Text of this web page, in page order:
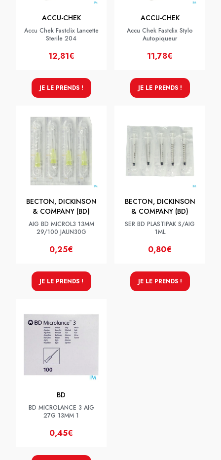
ACCU-CHEK
Accu Chek Fastclix Lancette
Sterile 204
12,81€
JE LE PRENDS !
ACCU-CHEK
Accu Chek Fastclix Stylo
Autopiqueur
11,78€
JE LE PRENDS !
BECTON, DICKINSON
& COMPANY (BD)
AIG BD MICROL3 13MM
29/100 JAUN30G
0,25€
JE LE PRENDS !
BECTON, DICKINSON
& COMPANY (BD)
SER BD PLASTIPAK S/AIG
1ML
0,80€
JE LE PRENDS !
BD
BD MICROLANCE 3 AIG
27G 13MM 1
0,45€